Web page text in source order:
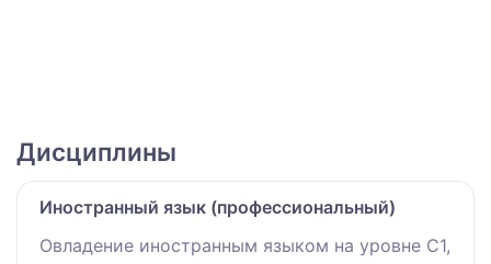
Дисциплины
Иностранный язык (профессиональный)
Овладение иностранным языком на уровне С1,